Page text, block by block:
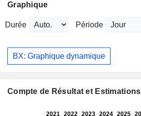
Graphique
Durée Période
BX: Graphique dynamique
Compte de Résultat et Estimations